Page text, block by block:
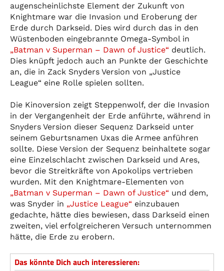
augenscheinlichste Element der Zukunft von
Knightmare war die Invasion und Eroberung der
Erde durch Darkseid. Dies wird durch das in den
Wüstenboden eingebrannte Omega-Symbol in
„Batman v Superman – Dawn of Justice“ deutlich.
Dies knüpft jedoch auch an Punkte der Geschichte
an, die in Zack Snyders Version von „Justice
League“ eine Rolle spielen sollten.
Die Kinoversion zeigt Steppenwolf, der die Invasion
in der Vergangenheit der Erde anführte, während in
Snyders Version dieser Sequenz Darkseid unter
seinem Geburtsnamen Uxas die Armee anführen
sollte. Diese Version der Sequenz beinhaltete sogar
eine Einzelschlacht zwischen Darkseid und Ares,
bevor die Streitkräfte von Apokolips vertrieben
wurden. Mit den Knightmare-Elementen von
„Batman v Superman – Dawn of Justice“ und dem,
was Snyder in „Justice League“ einzubauen
gedachte, hätte dies bewiesen, dass Darkseid einen
zweiten, viel erfolgreicheren Versuch unternommen
hätte, die Erde zu erobern.
Das könnte Dich auch interessieren: